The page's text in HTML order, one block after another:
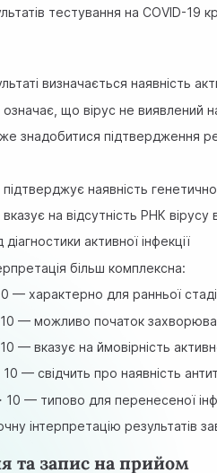
тестування на COVID-19
визначається наявність
означає, що вірус не виявлений
знадобитися підтвердження
наявність
на відсутність РНК вірусу
активної інфекції
більш комплексна:
— характерно для ранньої
— можливо початок
— вказує на ймовірність
— свідчить про наявність
— типово для перенесеної
інтерпретацію результатів
та запис на прийом